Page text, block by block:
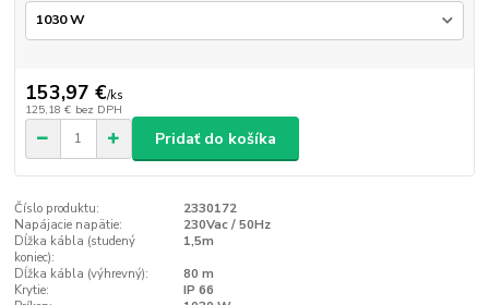
153,97 €/ks
125,18 € bez DPH
Pridať do košíka
Číslo produktu:
2330172
Napájacie napätie:
230Vac / 50Hz
Dĺžka kábla (studený
koniec):
1,5m
Dĺžka kábla (výhrevný):
80 m
Krytie:
IP 66